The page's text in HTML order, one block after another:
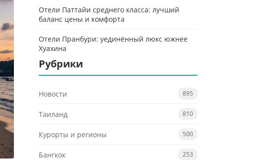
Отели Паттайи среднего класса: лучший
баланс цены и комфорта
Отели Пранбури: уединённый люкс южнее
Хуахина
Рубрики
Новости 895
Таиланд 810
Курорты и регионы 500
Бангкок 253